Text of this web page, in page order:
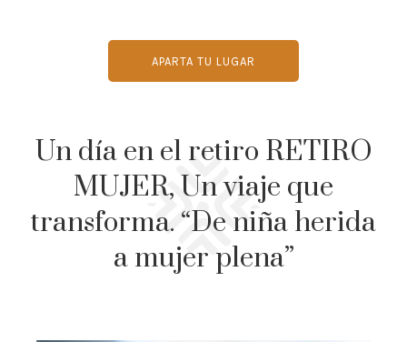
APARTA TU LUGAR
Un día en el retiro RETIRO
MUJER, Un viaje que
transforma. “De niña herida
a mujer plena”